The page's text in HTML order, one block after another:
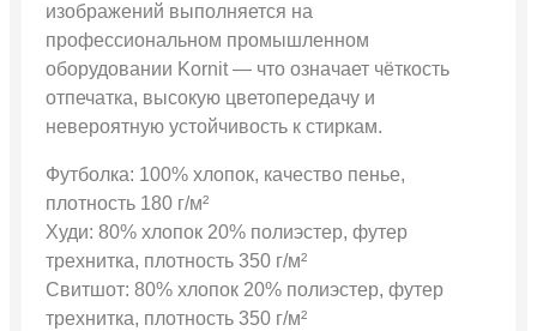
изображений выполняется на
профессиональном промышленном
оборудовании Kornit — что означает чёткость
отпечатка, высокую цветопередачу и
невероятную устойчивость к стиркам.
Футболка: 100% хлопок, качество пенье,
плотность 180 г/м²
Худи: 80% хлопок 20% полиэстер, футер
трехнитка, плотность 350 г/м²
Свитшот: 80% хлопок 20% полиэстер, футер
трехнитка, плотность 350 г/м²